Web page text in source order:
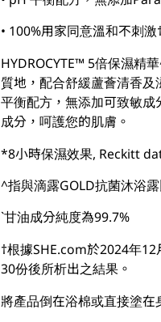
• 100%用家同意溫和不刺激
HYDROCYTE™ 5倍保濕精
質地，配合舒緩蘆薈清香
平衡配方，無添加可致敏
成分，呵護您的肌膚。
*8小時保濕效果, Reckitt
^指與滴露GOLD抗菌沐浴
`甘油成分純度為99.7%
†根據SHE.com於2024年
30份後所析出之結果。
將產品倒在浴棉或直接塗